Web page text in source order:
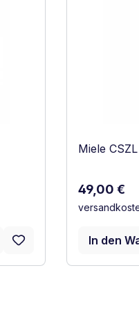
Miele
Regulärer
49,00 €
In den